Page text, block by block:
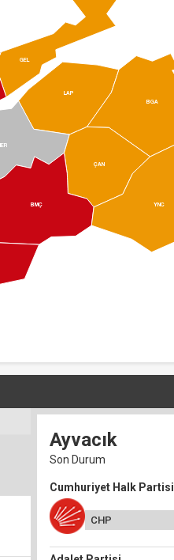
GEL
LAP
BGA
ÇAN
BMÇ YNC
Ayvacık
Son Durum
Cumhuriyet Halk Partisi
CHP